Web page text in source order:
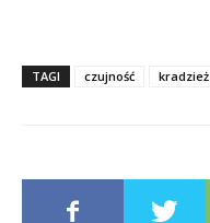
TAGI czujność kradzież